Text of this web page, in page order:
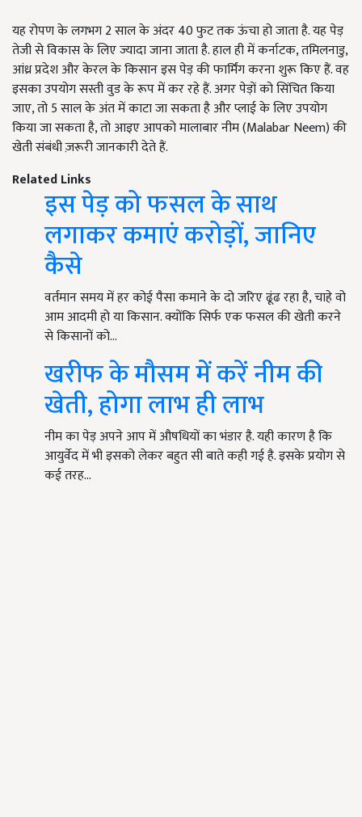
यह रोपण के लगभग 2 साल के अंदर 40 फुट तक ऊंचा हो जाता है. यह पेड़
तेजी से विकास के लिए ज्यादा जाना जाता है. हाल ही में कर्नाटक, तमिलनाडु,
आंध्र प्रदेश और केरल के किसान इस पेड़ की फार्मिंग करना शुरू किए हैं. वह
इसका उपयोग सस्ती वुड के रूप में कर रहे हैं. अगर पेड़ों को सिंचित किया
जाए, तो 5 साल के अंत में काटा जा सकता है और प्लाई के लिए उपयोग
किया जा सकता है, तो आइए आपको मालाबार नीम (Malabar Neem) की
खेती संबंधी ज़रूरी जानकारी देते हैं.
Related Links
इस पेड़ को फसल के साथ
लगाकर कमाएं करोड़ों, जानिए
कैसे
वर्तमान समय में हर कोई पैसा कमाने के दो जरिए ढूंढ रहा है, चाहे वो
आम आदमी हो या किसान. क्योंकि सिर्फ एक फसल की खेती करने
से किसानों को…
खरीफ के मौसम में करें नीम की
खेती, होगा लाभ ही लाभ
नीम का पेड़ अपने आप में औषधियों का भंडार है. यही कारण है कि
आयुर्वेद में भी इसको लेकर बहुत सी बाते कही गई है. इसके प्रयोग से
कई तरह…